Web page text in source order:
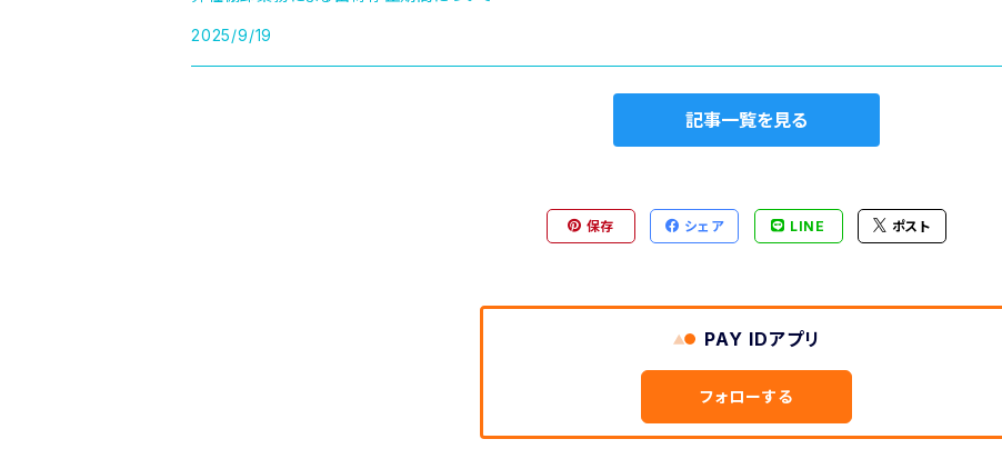
2025/9/19
記事一覧を見る
保存 シェア LINE ポスト
PAY IDアプリ
フォローする